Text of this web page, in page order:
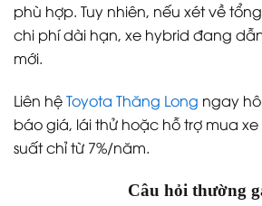
phù hợp. Tuy nhiên, nếu xét về
chi phí dài hạn, xe hybrid đang
mới.
Liên hệToyota Thăng Long ngay
báo giá, lái thử hoặc hỗ trợ mua
suất chỉ từ 7%/năm.
Câu hỏi thường